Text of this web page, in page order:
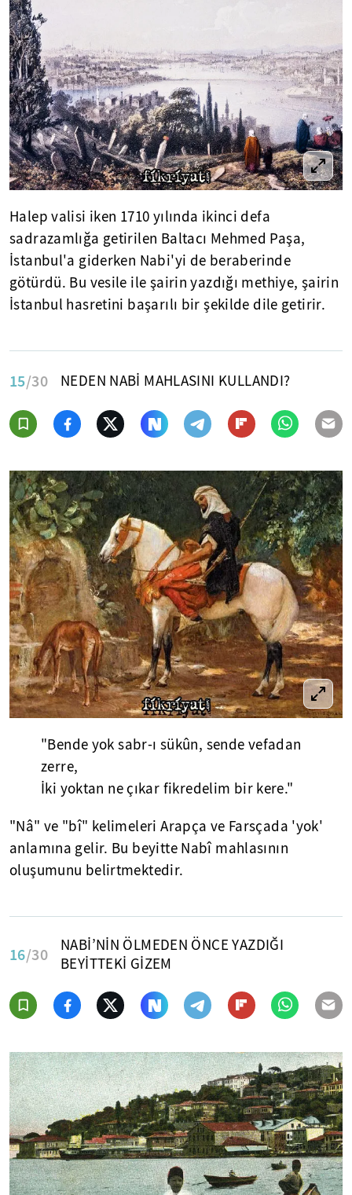
Halep valisi iken 1710 yılında ikinci defa
sadrazamlığa getirilen Baltacı Mehmed Paşa,
İstanbul'a giderken Nabi'yi de beraberinde
götürdü. Bu vesile ile şairin yazdığı methiye, şairin
İstanbul hasretini başarılı bir şekilde dile getirir.
15/30 NEDEN NABİ MAHLASINI KULLANDI?
"Bende yok sabr-ı sükûn, sende vefadan
zerre,
İki yoktan ne çıkar fikredelim bir kere."
"Nâ" ve "bî" kelimeleri Arapça ve Farsçada 'yok'
anlamına gelir. Bu beyitte Nabî mahlasının
oluşumunu belirtmektedir.
16/30
NABİ’NİN ÖLMEDEN ÖNCE YAZDIĞI
BEYİTTEKİ GİZEM